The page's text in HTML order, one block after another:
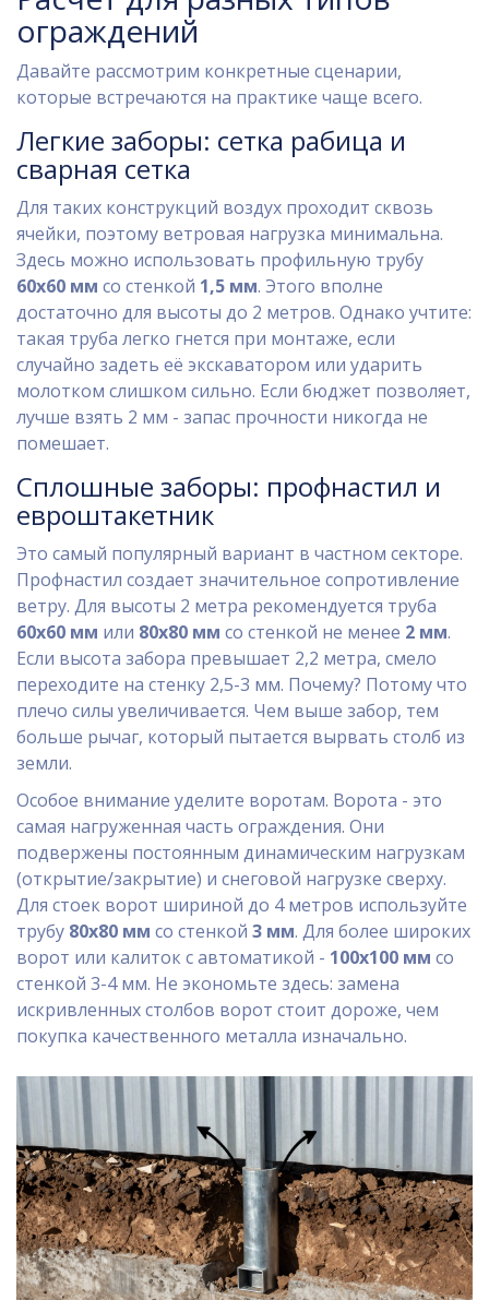
ограждений
Давайте рассмотрим конкретные сценарии,
которые встречаются на практике чаще всего.
Легкие заборы: сетка рабица и
сварная сетка
Для таких конструкций воздух проходит сквозь
ячейки, поэтому ветровая нагрузка минимальна.
Здесь можно использовать профильную трубу
60х60 мм со стенкой 1,5 мм. Этого вполне
достаточно для высоты до 2 метров. Однако учтите:
такая труба легко гнется при монтаже, если
случайно задеть её экскаватором или ударить
молотком слишком сильно. Если бюджет позволяет,
лучше взять 2 мм - запас прочности никогда не
помешает.
Сплошные заборы: профнастил и
евроштакетник
Это самый популярный вариант в частном секторе.
Профнастил создает значительное сопротивление
ветру. Для высоты 2 метра рекомендуется труба
60х60 мм или 80х80 мм со стенкой не менее 2 мм.
Если высота забора превышает 2,2 метра, смело
переходите на стенку 2,5-3 мм. Почему? Потому что
плечо силы увеличивается. Чем выше забор, тем
больше рычаг, который пытается вырвать столб из
земли.
Особое внимание уделите воротам. Ворота - это
самая нагруженная часть ограждения. Они
подвержены постоянным динамическим нагрузкам
(открытие/закрытие) и снеговой нагрузке сверху.
Для стоек ворот шириной до 4 метров используйте
трубу 80х80 мм со стенкой 3 мм. Для более широких
ворот или калиток с автоматикой - 100х100 мм со
стенкой 3-4 мм. Не экономьте здесь: замена
искривленных столбов ворот стоит дороже, чем
покупка качественного металла изначально.